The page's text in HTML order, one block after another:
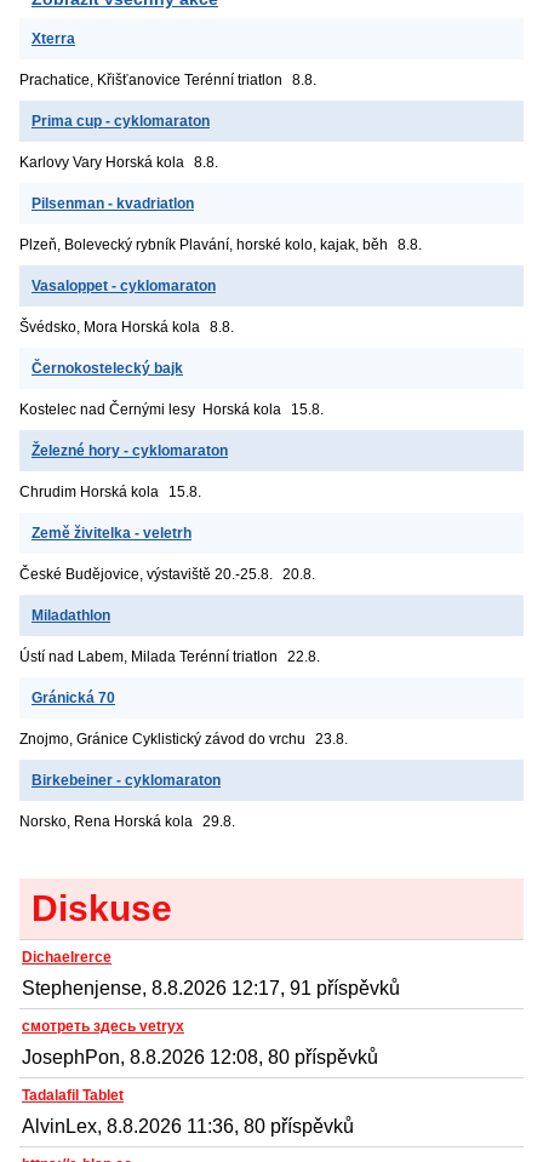
Xterra
Prachatice, Křišťanovice Terénní triatlon 8.8.
Prima cup - cyklomaraton
Karlovy Vary Horská kola 8.8.
Pilsenman - kvadriatlon
Plzeň, Bolevecký rybník Plavání, horské kolo, kajak, běh 8.8.
Vasaloppet - cyklomaraton
Švédsko, Mora Horská kola 8.8.
Černokostelecký bajk
Kostelec nad Černými lesy Horská kola 15.8.
Železné hory - cyklomaraton
Chrudim Horská kola 15.8.
Země živitelka - veletrh
České Budějovice, výstaviště 20.-25.8. 20.8.
Miladathlon
Ústí nad Labem, Milada Terénní triatlon 22.8.
Gránická 70
Znojmo, Gránice Cyklistický závod do vrchu 23.8.
Birkebeiner - cyklomaraton
Norsko, Rena Horská kola 29.8.
Diskuse
Dichaelrerce
Stephenjense, 8.8.2026 12:17, 91 příspěvků
смотреть здесь vetryx
JosephPon, 8.8.2026 12:08, 80 příspěvků
Tadalafil Tablet
AlvinLex, 8.8.2026 11:36, 80 příspěvků